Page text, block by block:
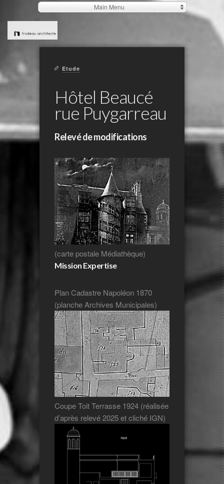
Main Menu
Etude
Hôtel Beaucé
rue Puygarreau
Relevé de modifications
(carte postale Médiathèque)
Mission Expertise
Plan Cadastre Napoléon 1870
(planche Archives Municipales)
Coupe Toit Terrasse 1924 (réalisée
d’après relevé 2025 et cliché IGN)